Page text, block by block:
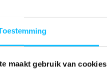
maakt gebruik van cookies